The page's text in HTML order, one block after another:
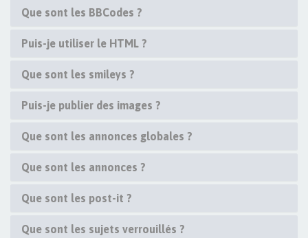
Que sont les BBCodes ?
Puis-je utiliser le HTML ?
Que sont les smileys ?
Puis-je publier des images ?
Que sont les annonces globales ?
Que sont les annonces ?
Que sont les post-it ?
Que sont les sujets verrouillés ?